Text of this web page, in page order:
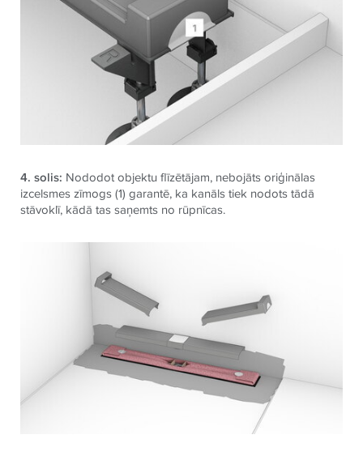
4. solis: Nododot objektu flīzētājam, nebojāts oriģinālas
izcelsmes zīmogs (1) garantē, ka kanāls tiek nodots tādā
stāvoklī, kādā tas saņemts no rūpnīcas.